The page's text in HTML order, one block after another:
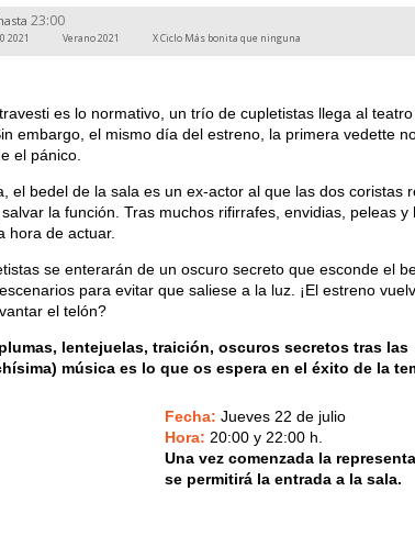
23:00
2021 Verano 2021 X Ciclo Más bonita que ninguna
es lo normativo, un trío de cupletistas llega al
embargo, el mismo día del estreno, la primera vedette
el pánico.
el bedel de la sala es un ex-actor al que las dos coristas
la función. Tras muchos rifirrafes, envidias, peleas y
hora de actuar.
se enterarán de un oscuro secreto que esconde el
para evitar que saliese a la luz. ¡El estreno
el telón?
lentejuelas, traición, oscuros secretos tras las
música es lo que os espera en el éxito de la
Fecha:Jueves 22 de julio
Hora: 20:00 y 22:00 h.
Una vez comenzada la
se permitirá la entrada a la sala.